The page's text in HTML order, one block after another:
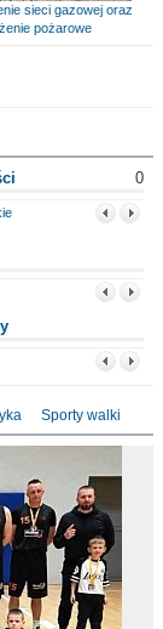
sieci gazowej oraz
pożarowe
0
Sporty walki